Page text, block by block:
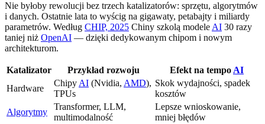
Nie byłoby rewolucji bez trzech katalizatorów: sprzętu, algorytmów
i danych. Ostatnie lata to wyścig na gigawaty, petabajty i miliardy
parametrów. Według CHIP, 2025 Chiny szkolą modele AI 30 razy
taniej niż OpenAI — dzięki dedykowanym chipom i nowym
architekturom.
Katalizator Przykład rozwoju Efekt na tempo AI
Hardware
Chipy AI (Nvidia, AMD),
TPUs
Skok wydajności, spadek
kosztów
Algorytmy
Transformer, LLM,
multimodalność
Lepsze wnioskowanie,
mniej błędów